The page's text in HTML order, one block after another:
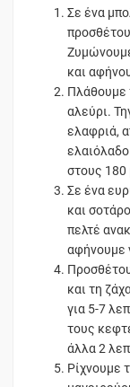
Σε ένα
και
Πλάθουμε
αλεύρι.
ελαφριά,
στους 180
Σε ένα
και
πελτέ
αφήνουμε
και τη
για 5-7
τους
άλλα 2
Ρίχνουμε